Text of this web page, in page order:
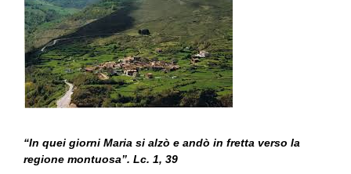
“In quei giorni Maria si alzò e andò in fretta verso la
regione montuosa”. Lc. 1, 39